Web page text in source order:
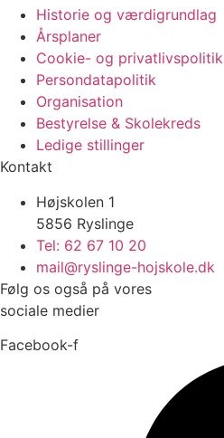
Historie og værdigrundlag
Årsplaner
Cookie- og privatlivspolitik
Persondatapolitik
Organisation
Bestyrelse & Skolekreds
Ledige stillinger
Kontakt
Højskolen 1
5856 Ryslinge
Tel: 62 67 10 20
mail@ryslinge-hojskole.dk
Følg os også på vores
sociale medier
Facebook-f